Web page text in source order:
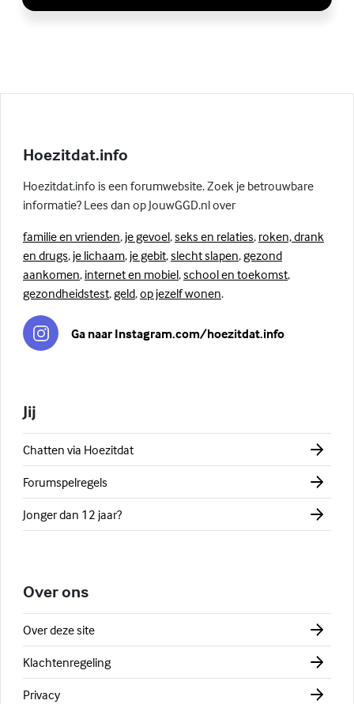
Hoezitdat.info
Hoezitdat.info is een forumwebsite. Zoek je betrouwbare
informatie? Lees dan op JouwGGD.nl over
familie en vrienden, je gevoel,seks en relaties, roken, drank
en drugs, je lichaam, je gebit,slecht slapen,gezond
aankomen, internet en mobiel,school en toekomst,
gezondheidstest,geld,op jezelf wonen.
Ga naar Instagram.com/hoezitdat.info
Jij
Chatten via Hoezitdat
Forumspelregels
Jonger dan 12 jaar?
Over ons
Over deze site
Klachtenregeling
Privacy